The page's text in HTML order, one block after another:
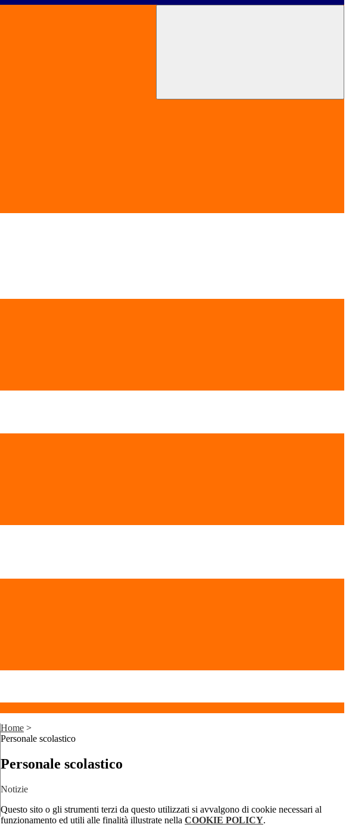
Home >
Personale scolastico
Personale scolastico
Notizie
Questo sito o gli strumenti terzi da questo utilizzati si avvalgono di cookie necessari al
funzionamento ed utili alle finalità illustrate nella COOKIE POLICY.